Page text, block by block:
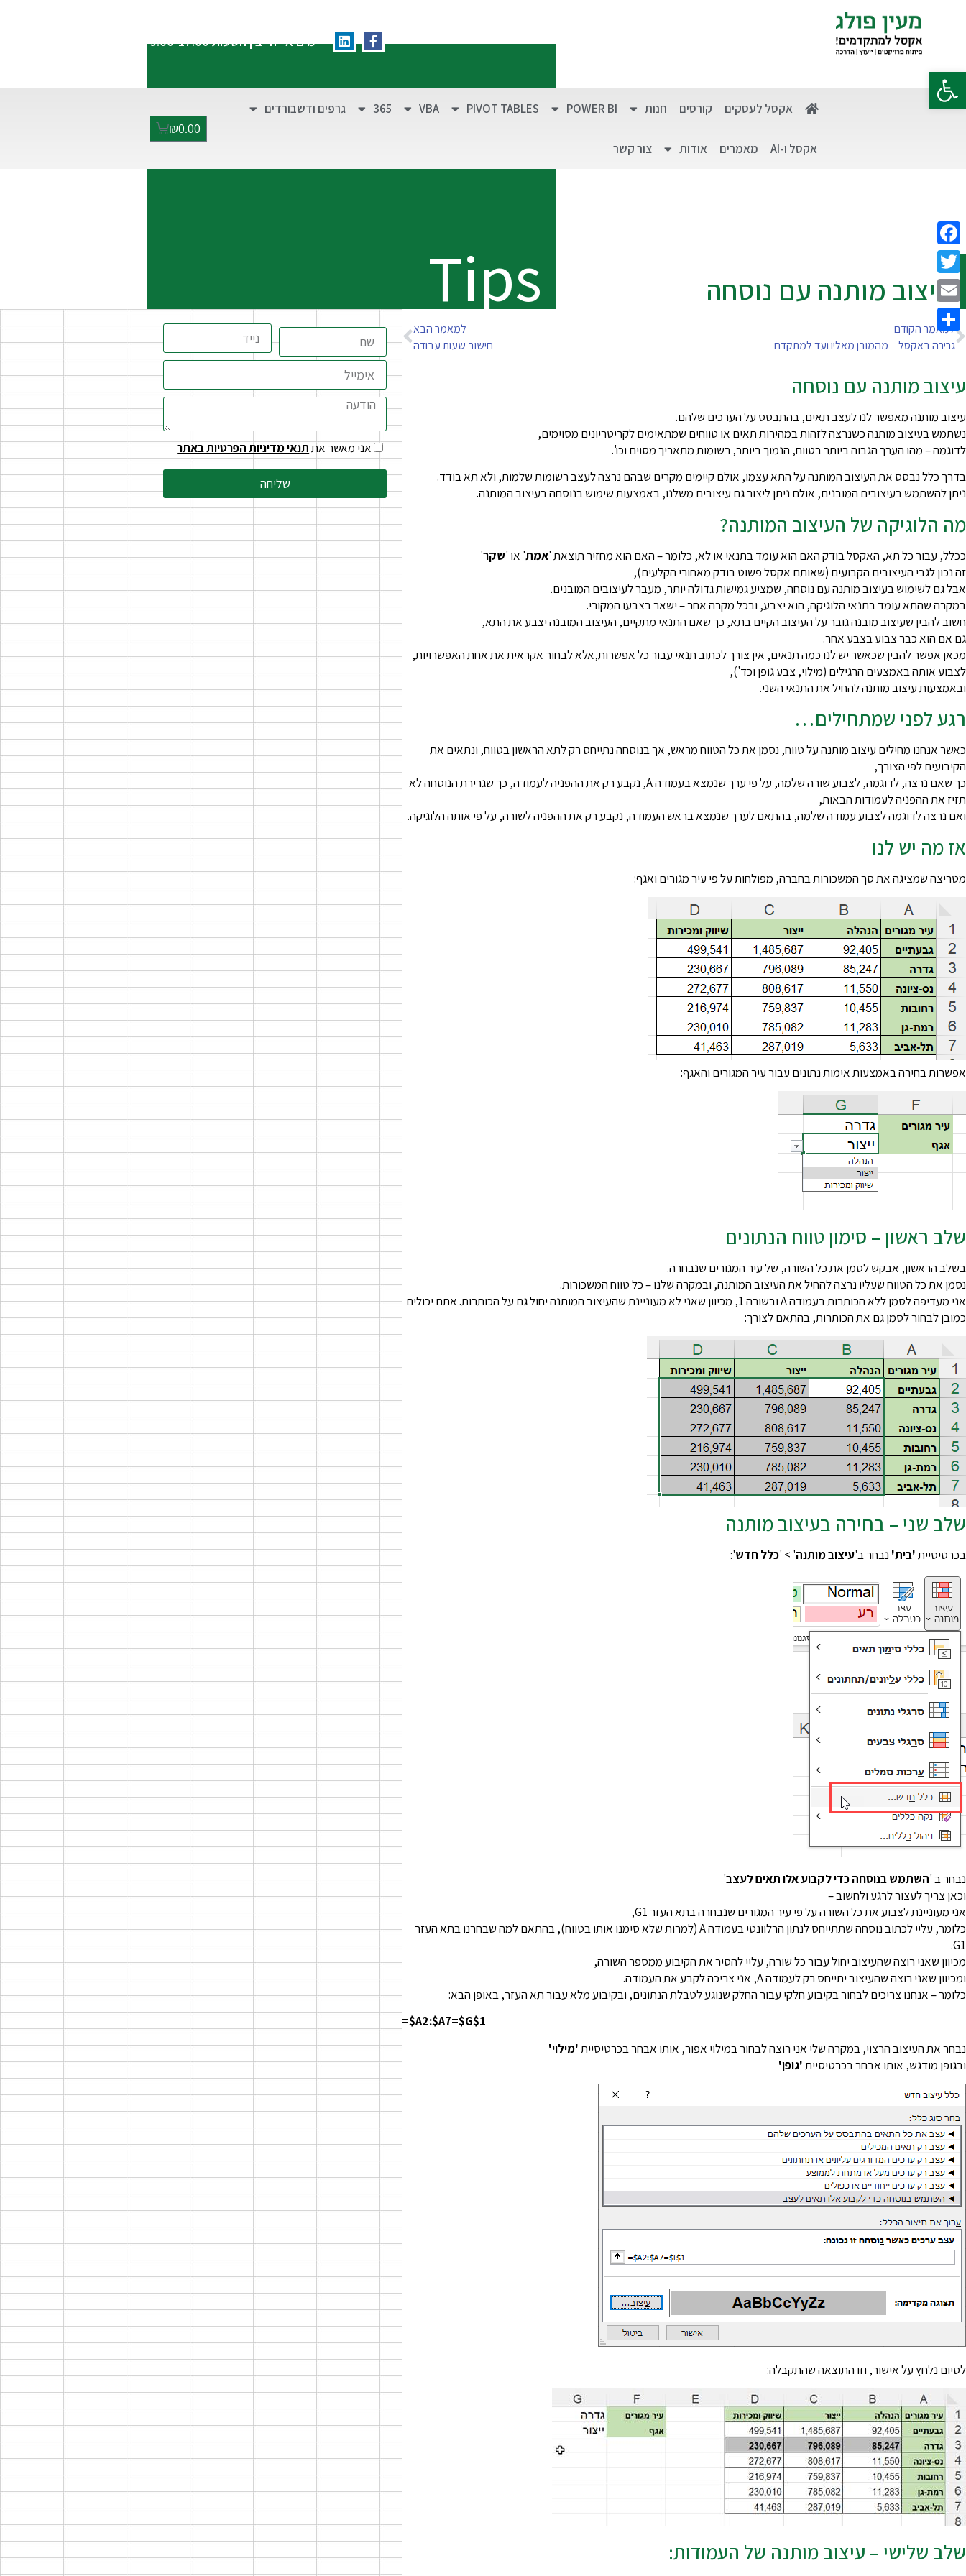
פתח סרגל נגישות
ימים א'-ה' בין השעות 9:00-17:00
אקסל לעסקים קורסים חנות POWER BI
PIVOT TABLES
VBA
365 גרפים ודשבורדים
אקסל ו-AI מאמרים אודות צור קשר
₪0.00
עיצוב מותנה עם נוסחה Tips
למאמר הקודם
גרירה באקסל – מהמובן מאליו ועד למתקדם
למאמר הבא
חישוב שעות עבודה
עיצוב מותנה עם נוסחה
עיצוב מותנה מאפשר לנו לעצב תאים, בהתבסס על הערכים שלהם.
נשתמש בעיצוב מותנה כשנרצה לזהות במהירות תאים או טווחים שמתאימים לקריטריונים מסוימים,
לדוגמה – מהו הערך הגבוה ביותר בטווח, הנמוך ביותר, רשומות מתאריך מסוים וכו'.
בדרך כלל נבסס את העיצוב המותנה על התא עצמו, אולם קיימים מקרים שבהם נרצה לעצב רשומות שלמות, ולא תא בודד.
ניתן להשתמש בעיצובים המובנים, אולם ניתן ליצור גם עיצובים משלנו, באמצעות שימוש בנוסחה בעיצוב המותנה.
מה הלוגיקה של העיצוב המותנה?
ככלל, עבור כל תא, האקסל בודק האם הוא עומד בתנאי או לא, כלומר – האם הוא מחזיר תוצאת 'אמת' או 'שקר'
זה נכון לגבי העיצובים הקבועים (שאותם אקסל פשוט בודק מאחורי הקלעים),
אבל גם לשימוש בעיצוב מותנה עם נוסחה, שמציע גמישות גדולה יותר, מעבר לעיצובים המובנים.
במקרה שהתא עומד בתנאי הלוגיקה, הוא יצבע, ובכל מקרה אחר – ישאר בצבעו המקורי.
חשוב להבין שעיצוב מובנה גובר על העיצוב הקיים בתא, כך שאם התנאי מתקיים, העיצוב המובנה יצבע את התא,
גם אם הוא כבר צבוע בצבע אחר.
מכאן אפשר להבין שכאשר יש לנו כמה תנאים, אין צורך לכתוב תנאי עבור כל אפשרות,אלא לבחור אקראית את אחת האפשרויות,
לצבוע אותה באמצעים הרגילים (מילוי, צבע גופן וכד'),
ובאמצעות עיצוב מותנה להחיל את התנאי השני.
רגע לפני שמתחילים…
כאשר אנחנו מחילים עיצוב מותנה על טווח, נסמן את כל הטווח מראש, אך בנוסחה נתייחס רק לתא הראשון בטווח, ונתאים את
הקיבועים לפי הצורך,
כך שאם נרצה, לדוגמה, לצבוע שורה שלמה, על פי ערך שנמצא בעמודה A, נקבע רק את ההפניה לעמודה, כך שגרירת הנוסחה לא
תזיז את ההפניה לעמודות הבאות,
ואם נרצה לדוגמה לצבוע עמודה שלמה, בהתאם לערך שנמצא בראש העמודה, נקבע רק את ההפניה לשורה, על פי אותה הלוגיקה.
אז מה יש לנו
מטריצה שמציגה את סך המשכורות בחברה, מפולחות על פי עיר מגורים ואגף:
אפשרות בחירה באמצעות אימות נתונים עבור עיר המגורים והאגף:
שלב ראשון – סימון טווח הנתונים
בשלב הראשון, אבקש לסמן את כל השורה, של עיר המגורים שנבחרה.
נסמן את כל הטווח שעליו נרצה להחיל את העיצוב המותנה, ובמקרה שלנו – כל טווח המשכורות.
אני מעדיפה לסמן ללא הכותרות בעמודה A ובשורה 1, מכיוון שאני לא מעוניינת שהעיצוב המותנה יחול גם על הכותרות. אתם יכולים
כמובן לבחור לסמן גם את הכותרות, בהתאם לצורך:
שלב שני – בחירה בעיצוב מותנה
בכרטיסיית'בית' נבחר ב'עיצוב מותנה' > 'כלל חדש':
נבחר ב 'השתמש בנוסחה כדי לקבוע אלו תאים לעצב'
וכאן צריך לעצור לרגע ולחשוב –
אני מעוניינת לצבוע את כל השורה על פי עיר המגורים שנבחרה בתא העזר G1,
כלומר, עליי לכתוב נוסחה שתתייחס לנתון הרלוונטי בעמודה A (למרות שלא סימנו אותו בטווח), בהתאם למה שבחרנו בתא העזר
G1.
מכיוון שאני רוצה שהעיצוב יחול עבור כל שורה, עליי להסיר את הקיבוע ממספר השורה,
ומכיוון שאני רוצה שהעיצוב יתייחס רק לעמודה A, אני צריכה לקבע את העמודה.
כלומר – אנחנו צריכים לבחור בקיבוע חלקי עבור החלק שנוגע לטבלת הנתונים, ובקיבוע מלא עבור תא העזר, באופן הבא:
=$A2:$A7=$G$1
נבחר את העיצוב הרצוי, במקרה שלי אני רוצה לבחור במילוי אפור, אותו אבחר בכרטיסיית'מילוי'
ובגופן מודגש, אותו אבחר בכרטיסיית'גופן'
לסיום נלחץ על אישור, וזו התוצאה שהתקבלה:
שלב שלישי – עיצוב מותנה של העמודות:
אני מאשר אתתנאי מדיניות הפרטיות באתר
שליחה
Facebook
Twitter
Email
Share